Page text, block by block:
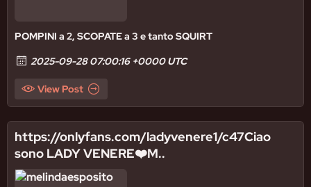
POMPINI a 2, SCOPATE a 3 e tanto SQUIRT
2025-09-28 07:00:16 +0000 UTC
View Post
https://onlyfans.com/ladyvenere1/c47Ciao
sono LADY VENERE❤️M..